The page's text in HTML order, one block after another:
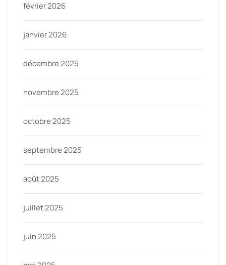
février 2026
janvier 2026
décembre 2025
novembre 2025
octobre 2025
septembre 2025
août 2025
juillet 2025
juin 2025